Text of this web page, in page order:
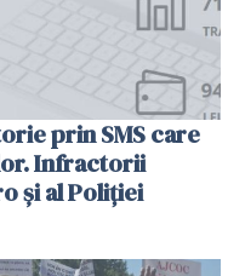
prin SMS care
Infractorii
și al Poliției